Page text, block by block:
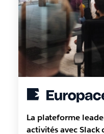
La plateforme
activités avec